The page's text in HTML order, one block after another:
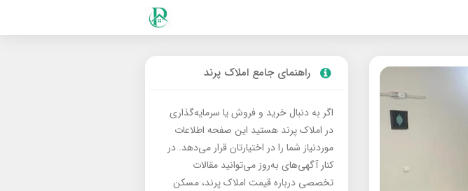
راهنمای جامع املاک پرند
اگر به دنبال خرید و فروش یا سرمایه‌گذاری
در املاک پرند هستید این صفحه اطلاعات
موردنیاز شما را در اختیارتان قرار می‌دهد. در
کنار آگهی‌های به‌روز می‌توانید مقالات
تخصصی درباره قیمت املاک پرند، مسکن